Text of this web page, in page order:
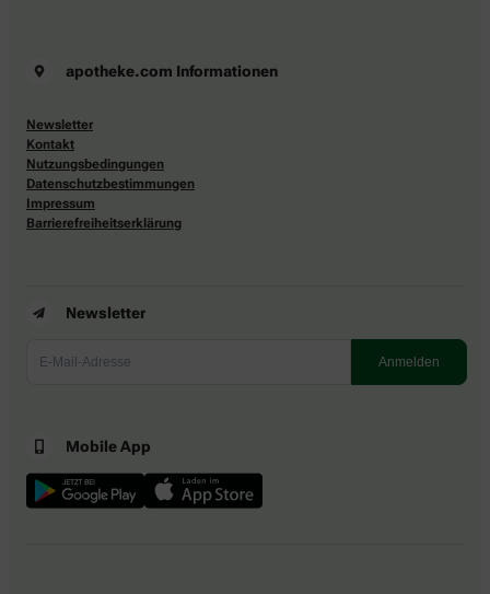
apotheke.com Informationen
Newsletter
Kontakt
Nutzungsbedingungen
Datenschutzbestimmungen
Impressum
Barrierefreiheitserklärung
Newsletter
Mobile App